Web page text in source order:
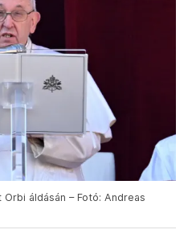
áldásán – Fotó: Andreas